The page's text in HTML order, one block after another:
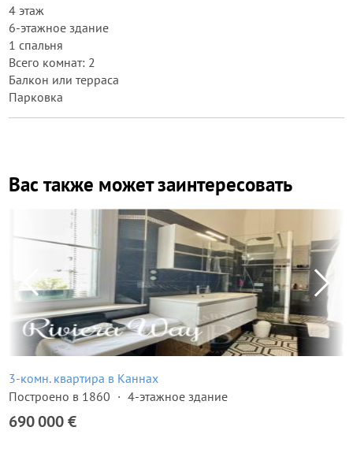
4 этаж
6-этажное здание
1 спальня
Всего комнат: 2
Балкон или терраса
Парковка
Вас также может заинтересовать
3-комн. квартира в Каннах
Построено в 1860
4-этажное здание
690 000 €